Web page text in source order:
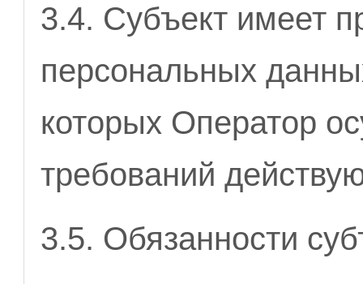
3.4. Субъект имеет
персональных
которых Оператор
требований
3.5. Обязанности